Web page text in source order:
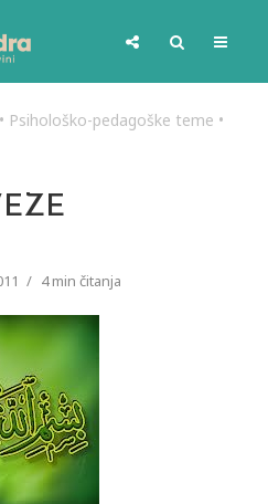
• Psihološko-pedagoške teme •
4 min čitanja